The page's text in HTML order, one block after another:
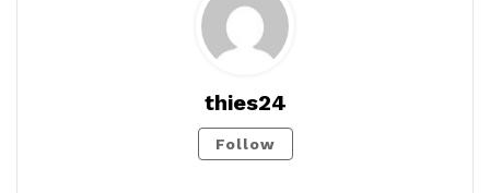
thies24
Follow